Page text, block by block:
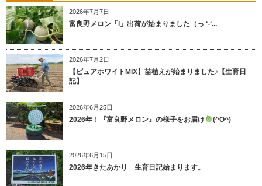
2026年7月7日
富良野メロン「i」出荷が始まりました（っ ‘-‘...
2026年7月2日
【ピュアホワイトMIX】苗植えが始まりました♪【生育日
記】
2026年6月25日
2026年！『富良野メロン』の様子をお届け (^O^)
2026年6月15日
2026年きたあかり 生育日記始まります。